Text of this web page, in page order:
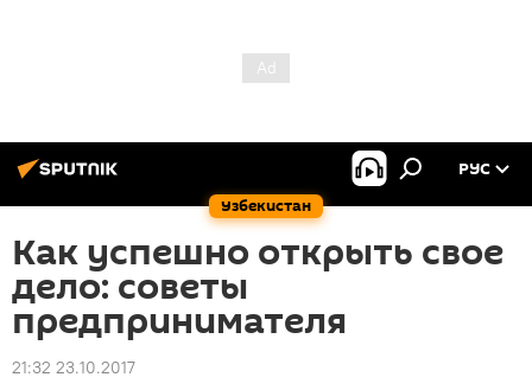
Узбекистан
РУС
Как успешно открыть свое
дело: советы
предпринимателя
21:32 23.10.2017